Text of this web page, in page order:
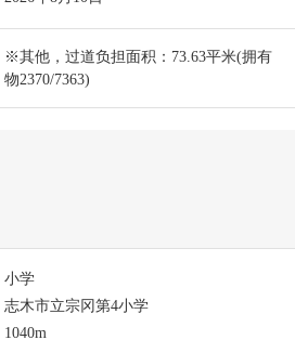
※其他，过道负担面积：73.63平米(拥有
物2370/7363)
小学
志木市立宗冈第4小学
1040m